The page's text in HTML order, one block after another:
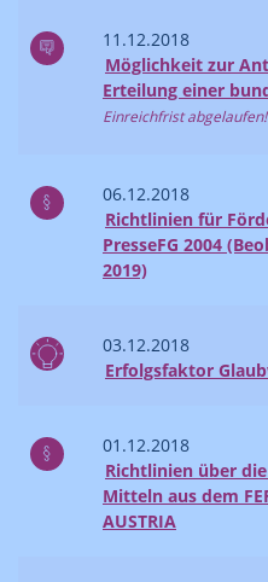
11.12.2018
Möglichkeit zur
Erteilung einer
Einreichfrist abgelaufen!
06.12.2018
Richtlinien für
PresseFG 2004
2019)
03.12.2018
Erfolgsfaktor
01.12.2018
Richtlinien über
Mitteln aus dem
AUSTRIA